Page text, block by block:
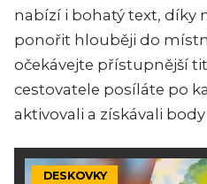
nabízí i bohatý text, díky
ponořit hlouběji do
očekávejte přístupnější
cestovatele posíláte po
aktivovali a získávali body
DESKOVKY